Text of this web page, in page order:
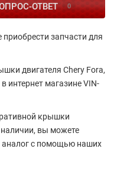
ОТВЕТ 0
запчасти для
двигателя Chery Fora,
интернет магазине VIN-
крышки
наличии, вы можете
аналог с помощью наших